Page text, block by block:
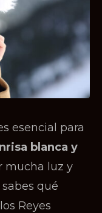
esencial para
blanca y
mucha luz y
qué
Reyes